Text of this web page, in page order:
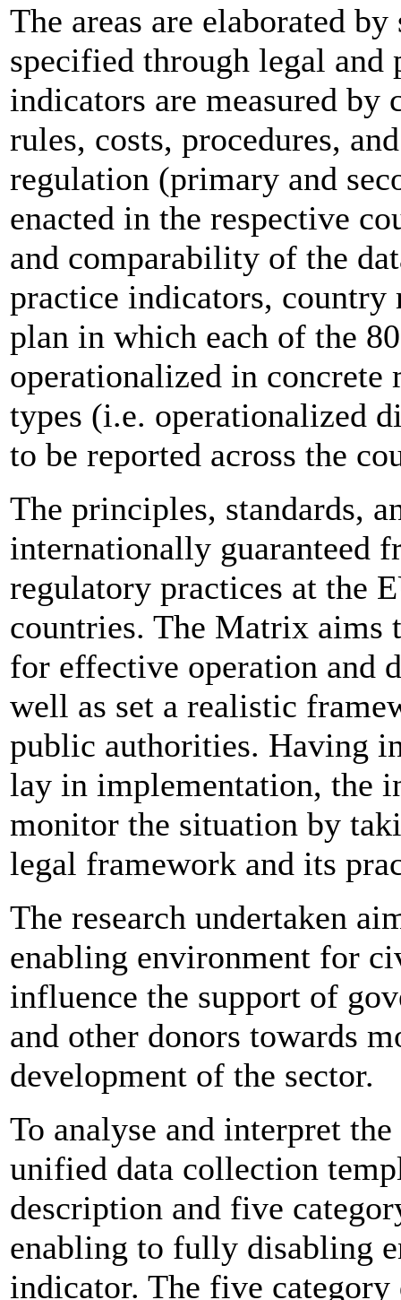
The areas are elaborated
specified through legal
indicators are measured by
rules, costs, procedures,
regulation (primary and
enacted in the respective
and comparability of the
practice indicators, country
plan in which each of the
operationalized in concrete
types (i.e. operationalized
to be reported across the
The principles, standards,
internationally guaranteed
regulatory practices at the
countries. The Matrix aims
for effective operation and
well as set a realistic
public authorities. Having
lay in implementation, the
monitor the situation by
legal framework and its
The research undertaken
enabling environment for
influence the support of
and other donors towards
development of the sector.
To analyse and interpret
unified data collection
description and five
enabling to fully disabling
indicator. The five